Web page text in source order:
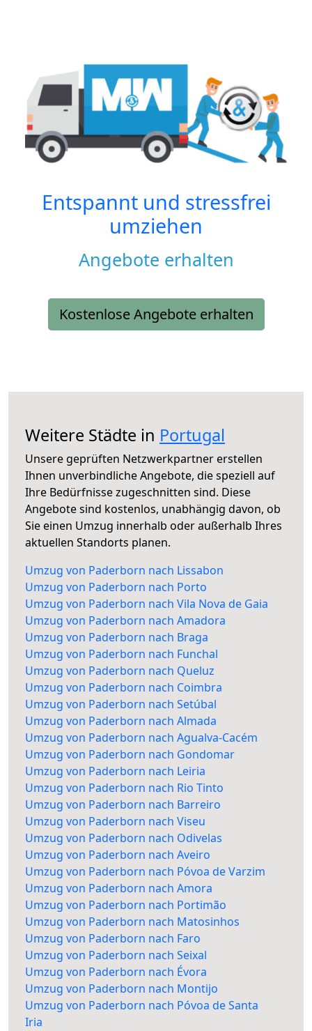
Entspannt und stressfrei
umziehen
Angebote erhalten
Kostenlose Angebote erhalten
Weitere Städte in Portugal
Unsere geprüften Netzwerkpartner erstellen
Ihnen unverbindliche Angebote, die speziell auf
Ihre Bedürfnisse zugeschnitten sind. Diese
Angebote sind kostenlos, unabhängig davon, ob
Sie einen Umzug innerhalb oder außerhalb Ihres
aktuellen Standorts planen.
Umzug von Paderborn nach Lissabon
Umzug von Paderborn nach Porto
Umzug von Paderborn nach Vila Nova de Gaia
Umzug von Paderborn nach Amadora
Umzug von Paderborn nach Braga
Umzug von Paderborn nach Funchal
Umzug von Paderborn nach Queluz
Umzug von Paderborn nach Coimbra
Umzug von Paderborn nach Setúbal
Umzug von Paderborn nach Almada
Umzug von Paderborn nach Agualva-Cacém
Umzug von Paderborn nach Gondomar
Umzug von Paderborn nach Leiria
Umzug von Paderborn nach Rio Tinto
Umzug von Paderborn nach Barreiro
Umzug von Paderborn nach Viseu
Umzug von Paderborn nach Odivelas
Umzug von Paderborn nach Aveiro
Umzug von Paderborn nach Póvoa de Varzim
Umzug von Paderborn nach Amora
Umzug von Paderborn nach Portimão
Umzug von Paderborn nach Matosinhos
Umzug von Paderborn nach Faro
Umzug von Paderborn nach Seixal
Umzug von Paderborn nach Évora
Umzug von Paderborn nach Montijo
Umzug von Paderborn nach Póvoa de Santa
Iria